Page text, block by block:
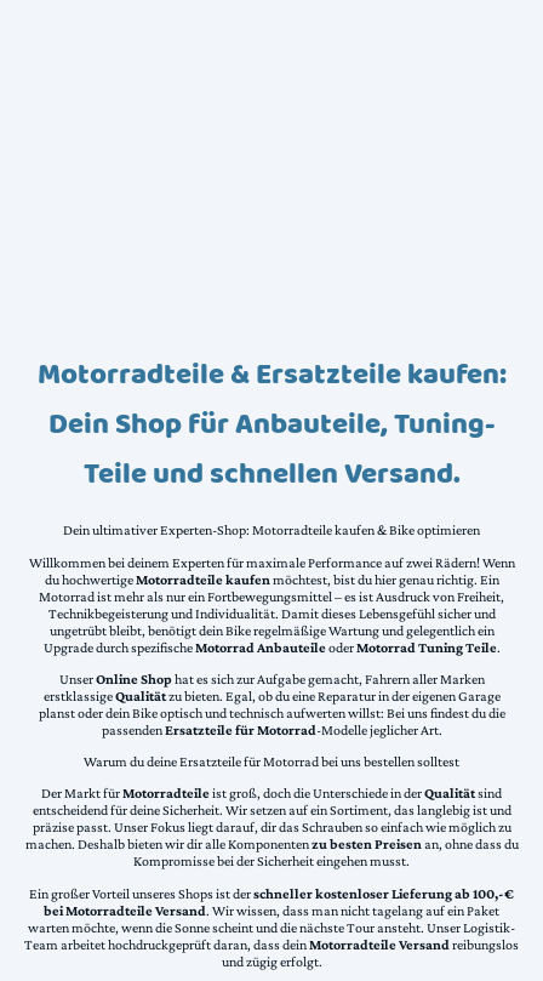
Motorradteile & Ersatzteile kaufen:
Dein Shop für Anbauteile, Tuning-
Teile und schnellen Versand.
Dein ultimativer Experten-Shop: Motorradteile kaufen & Bike optimieren
Willkommen bei deinem Experten für maximale Performance auf zwei Rädern! Wenn
du hochwertigeMotorradteile kaufen möchtest, bist du hier genau richtig. Ein
Motorrad ist mehr als nur ein Fortbewegungsmittel – es ist Ausdruck von Freiheit,
Technikbegeisterung und Individualität. Damit dieses Lebensgefühl sicher und
ungetrübt bleibt, benötigt dein Bike regelmäßige Wartung und gelegentlich ein
Upgrade durch spezifischeMotorrad AnbauteileoderMotorrad Tuning Teile.
UnserOnline Shophat es sich zur Aufgabe gemacht, Fahrern aller Marken
erstklassigeQualitätzu bieten. Egal, ob du eine Reparatur in der eigenen Garage
planst oder dein Bike optisch und technisch aufwerten willst: Bei uns findest du die
passendenErsatzteile für Motorrad-Modelle jeglicher Art.
Warum du deine Ersatzteile für Motorrad bei uns bestellen solltest
Der Markt fürMotorradteileist groß, doch die Unterschiede in derQualitätsind
entscheidend für deine Sicherheit. Wir setzen auf ein Sortiment, das langlebig ist und
präzise passt. Unser Fokus liegt darauf, dir das Schrauben so einfach wie möglich zu
machen. Deshalb bieten wir dir alle Komponentenzu besten Preisenan, ohne dass du
Kompromisse bei der Sicherheit eingehen musst.
Ein großer Vorteil unseres Shops ist derschneller kostenloser Lieferung ab 100,-€
bei Motorradteile Versand. Wir wissen, dass man nicht tagelang auf ein Paket
warten möchte, wenn die Sonne scheint und die nächste Tour ansteht. Unser Logistik-
Team arbeitet hochdruckgeprüft daran, dass deinMotorradteile Versand reibungslos
und zügig erfolgt.